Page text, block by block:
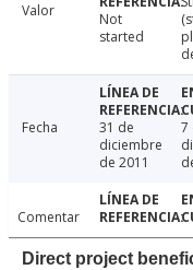
Valor
Not
started
Fecha
31 de
diciembre
de 2011
7
Comentar
Direct project